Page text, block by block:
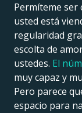
Permíteme ser
usted está
regularidad
escolta de
ustedes. El
muy capaz y
Pero parece
espacio para